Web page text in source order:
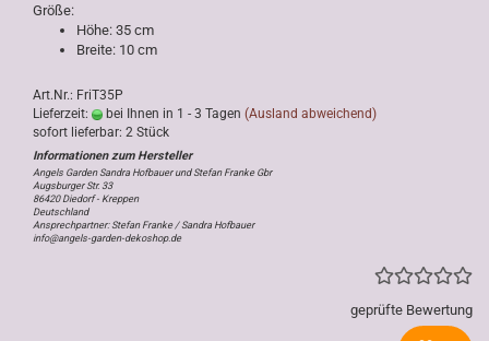
Größe:
Höhe: 35 cm
Breite: 10 cm
Art.Nr.: FriT35P
Lieferzeit:
bei Ihnen in 1 - 3 Tagen (Ausland abweichend)
sofort lieferbar: 2 Stück
Angels Garden Sandra Hofbauer und Stefan Franke Gbr
Augsburger Str. 33
86420 Diedorf - Kreppen
Deutschland
Ansprechpartner: Stefan Franke / Sandra Hofbauer
info@angels-garden-dekoshop.de
geprüfte Bewertung